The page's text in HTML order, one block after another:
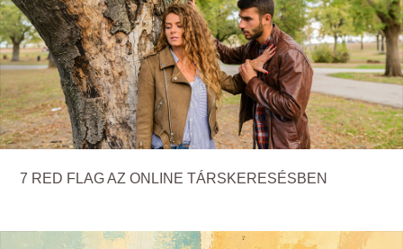
7 RED FLAG AZ ONLINE TÁRSKERESÉSBEN